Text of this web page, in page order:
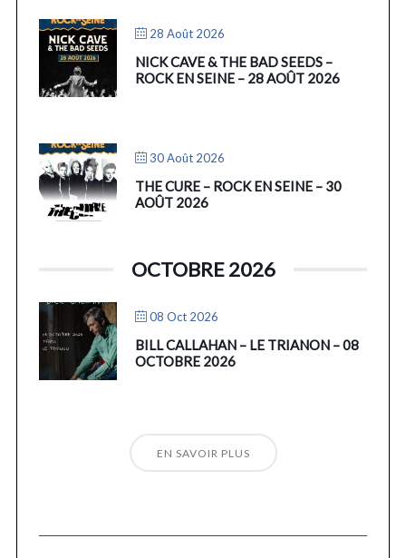
28 Août 2026
NICK CAVE & THE BAD SEEDS –
ROCK EN SEINE – 28 AOÛT 2026
30 Août 2026
THE CURE – ROCK EN SEINE – 30
AOÛT 2026
OCTOBRE 2026
08 Oct 2026
BILL CALLAHAN – LE TRIANON – 08
OCTOBRE 2026
EN SAVOIR PLUS